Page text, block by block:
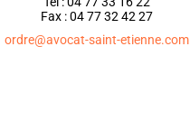
Fax : 04 77 32 42 27
ordre@avocat-saint-etienne.com